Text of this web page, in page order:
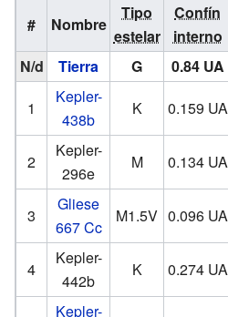
# Nombre
Tipo
estelar
Confín
interno
N/d
Tierra G 0.84 UA
1
Kepler-
438b
K 0.159 UA
2
Kepler-
296e
M 0.134 UA
3
Gliese
667 Cc
M1.5V 0.096 UA
4
Kepler-
442b
K 0.274 UA
Kepler-